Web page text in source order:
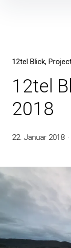
12tel Blick
12tel
2018
22. Januar 2018